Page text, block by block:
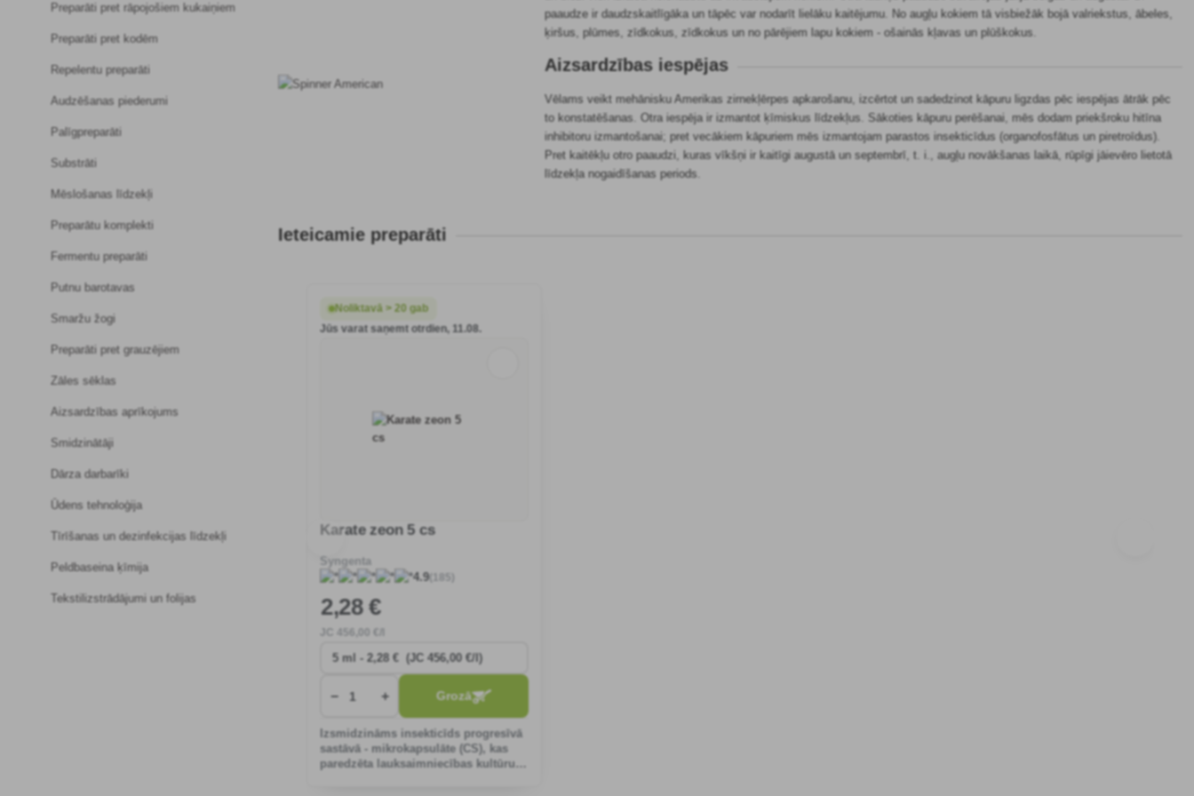
Preparāti pret rāpojošiem kukaiņiem
Preparāti pret kodēm
Repelentu preparāti
Audzēšanas piederumi
Palīgpreparāti
Substrāti
Mēslošanas līdzekļi
Preparātu komplekti
Fermentu preparāti
Putnu barotavas
Smaržu žogi
Preparāti pret grauzējiem
Zāles sēklas
Aizsardzības aprīkojums
Smidzinātāji
Dārza darbarīki
Ūdens tehnoloģija
Tīrīšanas un dezinfekcijas līdzekļi
Peldbaseina ķīmija
Tekstilizstrādājumi un folijas
paaudze ir daudzskaitlīgāka un tāpēc var nodarīt lielāku kaitējumu. No augļu kokiem tā visbiežāk bojā valriekstus, ābeles,
ķiršus, plūmes, zīdkokus, zīdkokus un no pārējiem lapu kokiem - ošainās kļavas un plūškokus.
Aizsardzības iespējas
Vēlams veikt mehānisku Amerikas zirnekļērpes apkarošanu, izcērtot un sadedzinot kāpuru ligzdas pēc iespējas ātrāk pēc
to konstatēšanas. Otra iespēja ir izmantot ķīmiskus līdzekļus. Sākoties kāpuru perēšanai, mēs dodam priekšroku hitīna
inhibitoru izmantošanai; pret vecākiem kāpuriem mēs izmantojam parastos insekticīdus (organofosfātus un piretroīdus).
Pret kaitēkļu otro paaudzi, kuras vīkšņi ir kaitīgi augustā un septembrī, t. i., augļu novākšanas laikā, rūpīgi jāievēro lietotā
līdzekļa nogaidīšanas periods.
Ieteicamie preparāti
Noliktavā > 20 gab
Jūs varat saņemt otrdien, 11.08.
Karate zeon 5 cs
Syngenta
4.9(185)
2,28 €
− + Grozā
Izsmidzināms insekticīds progresīvā
sastāvā - mikrokapsulāte (CS), kas
paredzēta lauksaimniecības kultūru